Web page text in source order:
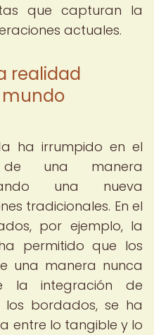
que capturan la
actuales.
realidad
ha irrumpido en el
una manera
una nueva
tradicionales. En el
por ejemplo, la
permitido que los
una manera nunca
la integración de
los bordados, se ha
entre lo tangible y lo